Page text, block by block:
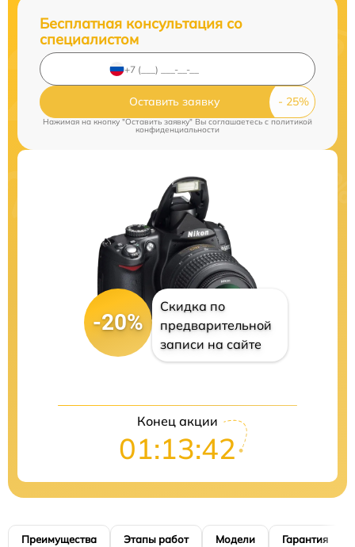
Бесплатная консультация со
специалистом
Оставить заявку
Нажимая на кнопку "Оставить заявку" Вы соглашаетесь cполитикой
конфиденциальности
-20%
Скидка по
предварительной
записи на сайте
Конец акции
01:13:41
Преимущества Этапы работ Модели Гарантия